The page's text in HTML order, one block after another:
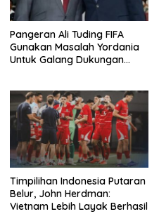
Pangeran Ali Tuding FIFA
Gunakan Masalah Yordania
Untuk Galang Dukungan
Timpilihan Indonesia Putaran
Belur, John Herdman:
Vietnam Lebih Layak Berhasil